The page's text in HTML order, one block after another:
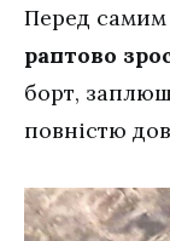
Перед
раптово
борт,
повністю